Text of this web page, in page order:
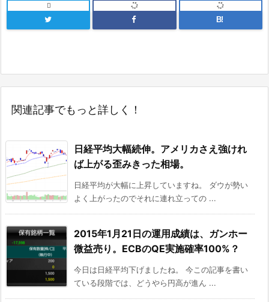

B!
関連記事でもっと詳しく！
日経平均大幅続伸。アメリカさえ強けれ
ば上がる歪みきった相場。
日経平均が大幅に上昇していますね。 ダウが勢い
よく上がったのでそれに連れ立っての ...
2015年1月21日の運用成績は、ガンホー
微益売り。ECBのQE実施確率100%？
今日は日経平均下げましたね。 今この記事を書い
ている段階では、どうやら円高が進ん ...